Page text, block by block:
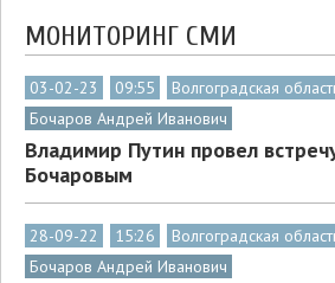
МОНИТОРИНГ СМИ
03-02-23 09:55
Волгоградская
Бочаров Андрей Иванович
Владимир Путин провел
Бочаровым
28-09-22 15:26
Волгоградская
Бочаров Андрей Иванович